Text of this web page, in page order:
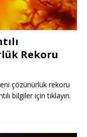
Rekoru
çözünürlük rekoru
bilgiler için tıklayın.